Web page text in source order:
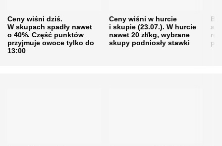
Ceny wiśni dziś.
W skupach spadły nawet
o 40%. Część punktów
przyjmuje owoce tylko do
13:00
Ceny wiśni w hurcie
i skupie (23.07.). W hurcie
nawet 20 zł/kg, wybrane
skupy podniosły stawki